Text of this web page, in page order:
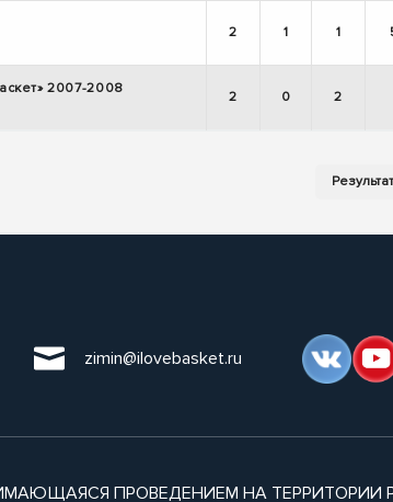
2 1 1
2007-2008
2 0 2
zimin@ilovebasket.ru
ПРОВЕДЕНИЕМ НА ТЕРРИТОРИИ